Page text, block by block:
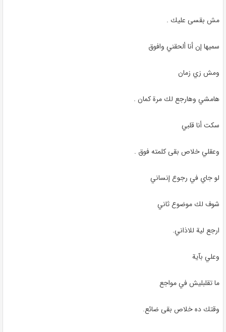
مش بقسى عليك .
سميها إن أنا ألحقني وافوق
ومش زي زمان
هامشي وهارجع لك مرة كمان .
سكت أنا قلبي
وعقلي خلاص بقى كلمته فوق .
لو جاي في رجوع إنساني
شوف لك موضوع ثاني
ارجع لية للاذاني.
وعلي بآية
ما تقلبليش في مواجع
وقتك ده خلاص بقى ضائع.